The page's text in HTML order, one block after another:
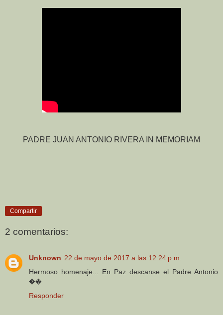
PADRE JUAN ANTONIO RIVERA IN MEMORIAM
Compartir
2 comentarios:
Unknown 22 de mayo de 2017 a las 12:24 p.m.
Hermoso homenaje... En Paz descanse el Padre Antonio
��
Responder